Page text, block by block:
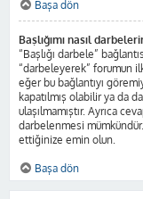
Başa dön
Başlığımı nasıl
“Başlığı darbele”
“darbeleyerek” forumun
eğer bu bağlantıyı
kapatılmış olabilir ya da
ulaşılmamıştır. Ayrıca
darbelenmesi
ettiğinize emin olun.
Başa dön